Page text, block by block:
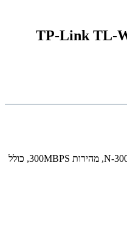
נתב אלחוטי מבית TP-LInk. בעל תקן N-300, מהירות 300MBPS, כולל